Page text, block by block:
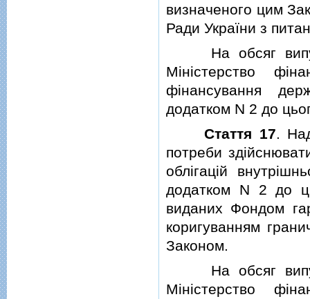
визначеного цим
Ради України з
На обсяг
Мiнiстерство
фiнансування
додатком N 2 до
Стаття 17.
потреби
облiгацiй
додатком N 2 до
виданих Фондом
коригуванням
Законом.
На обсяг
Мiнiстерство